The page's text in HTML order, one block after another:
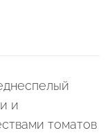
и
томатов